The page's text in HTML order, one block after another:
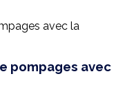
pompages avec